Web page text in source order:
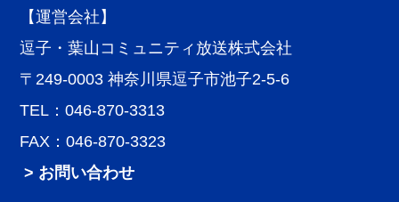
【運営会社】
逗子・葉山コミュニティ放送株式会社
〒249-0003 神奈川県逗子市池子2-5-6
TEL：046-870-3313
FAX：046-870-3323
> お問い合わせ